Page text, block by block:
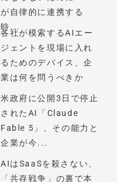
が自律的に連携する
時...
各社が模索するAIエー
ジェントを現場に入れ
るためのデバイス、企
業は何を問うべきか
米政府に公開3日で停止
されたAI「Claude
Fable 5」、その能力と
企業が今...
AIはSaaSを殺さない、
「共存戦争」の裏で本